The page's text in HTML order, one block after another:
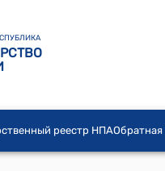
реестр НПАОбратная